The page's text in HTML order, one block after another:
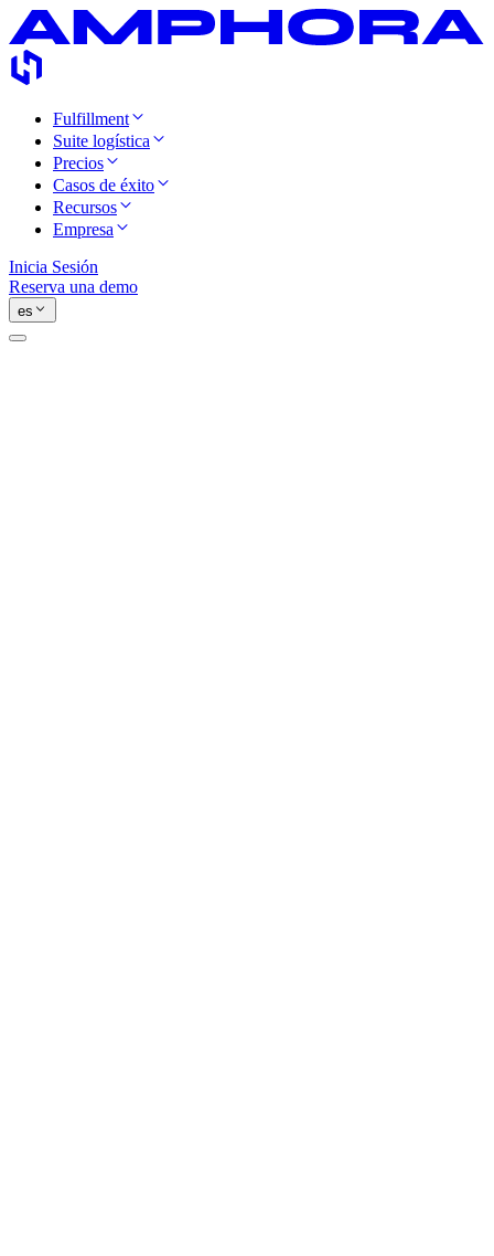
Fulfillment
Suite logística
Precios
Casos de éxito
Recursos
Empresa
Inicia Sesión
Reserva una demo
es